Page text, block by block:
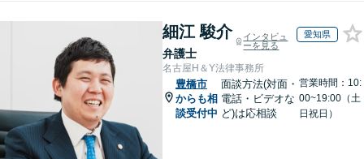
細江 駿介
弁護士
インタビュ
ーを見る
愛知県
名古屋H＆Y法律事務所
豊橋市
からも相
談受付中
面談方法(対面・
電話・ビデオな
ど)は応相談
営業時間：10:
00~19:00（土
日祝日）